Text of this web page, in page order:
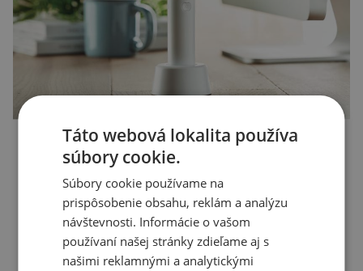
Táto webová lokalita používa
súbory cookie.
Súbory cookie používame na
prispôsobenie obsahu, reklám a analýzu
návštevnosti. Informácie o vašom
používaní našej stránky zdieľame aj s
našimi reklamnými a analytickými